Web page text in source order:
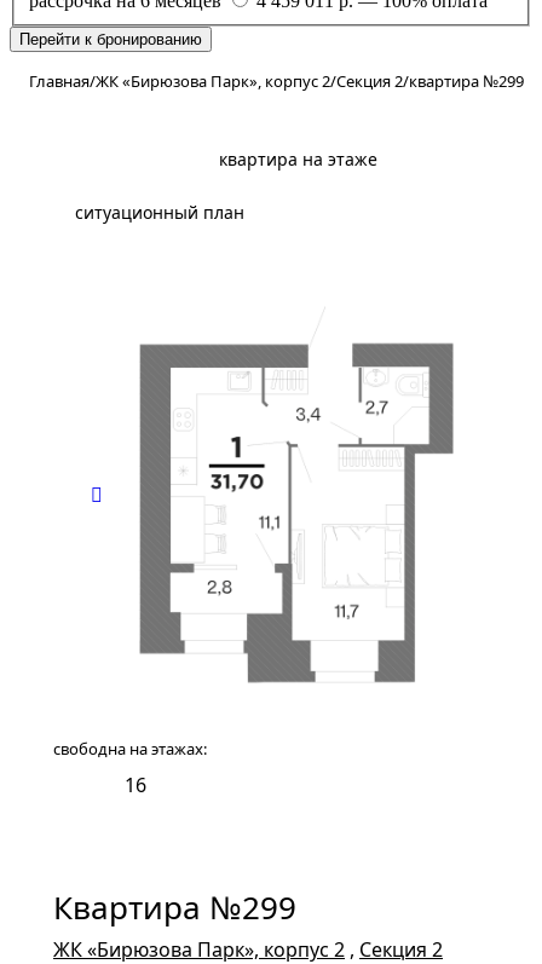
Перейти к бронированию
Главная/ЖК «Бирюзова Парк», корпус 2/Секция 2/квартира №299
квартира на этаже
ситуационный план
свободна на этажах:
16
Квартира №299
ЖК «Бирюзова Парк», корпус 2 , Секция 2